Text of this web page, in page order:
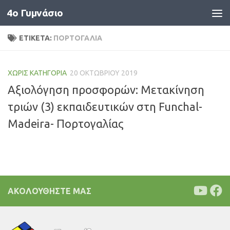
Skip to content
4o Γυμνάσιο
ΕΤΙΚΈΤΑ: ΠΟΡΤΟΓΑΛΊΑ
ΧΩΡΊΣ ΚΑΤΗΓΟΡΊΑ 20 ΟΚΤΩΒΡΊΟΥ 2019
Αξιολόγηση προσφορών: Μετακίνηση
τριών (3) εκπαιδευτικών στη Funchal-
Madeira- Πορτογαλίας
ΑΚΟΛΟΥΘΉΣΤΕ ΜΑΣ